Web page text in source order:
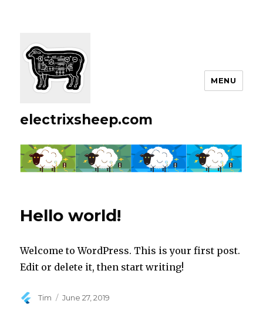
electrixsheep.com
MENU
Hello world!
Welcome to WordPress. This is your first post.
Edit or delete it, then start writing!
Author
Tim
Posted
June 27, 2019